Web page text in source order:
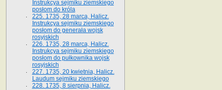
Instrukcya sejmiku ziemskiego
posłom do króla
225. 1735, 28 marca, Halicz.
Instrukcya sejmiku ziemskiego
posłom do generała wojsk
rosyjskich
226. 1735, 28 marca, Halicz.
Instrukcya sejmiku ziemskiego
posłom do pułkownika wojsk
rosyjskich
227. 1735, 20 kwietnia, Halicz.
Laudum sejmiku ziemskiego
228. 1735, 8 sierpnia, Halicz.